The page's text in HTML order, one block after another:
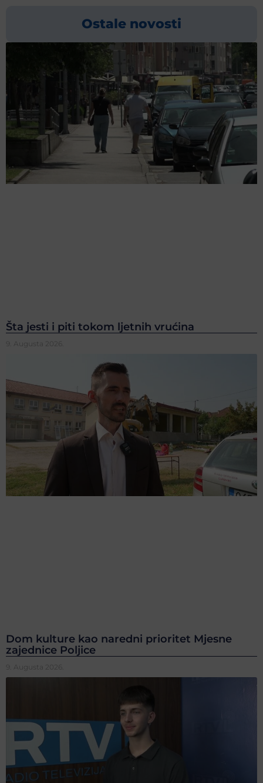
Ostale novosti
Šta jesti i piti tokom ljetnih vrućina
9. Augusta 2026.
Dom kulture kao naredni prioritet Mjesne
zajednice Poljice
9. Augusta 2026.